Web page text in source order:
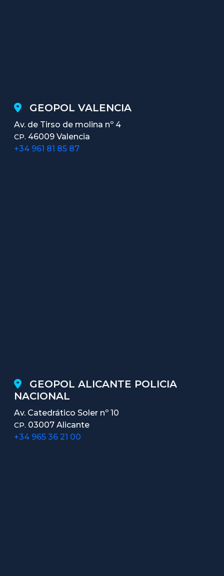
GEOPOL VALENCIA
Av. de Tirso de molina nº 4
CP. 46009 Valencia
+34 961 81 85 87
GEOPOL ALICANTE POLICIA
NACIONAL
Av. Catedrático Soler nº 10
CP. 03007 Alicante
+34 965 36 21 00